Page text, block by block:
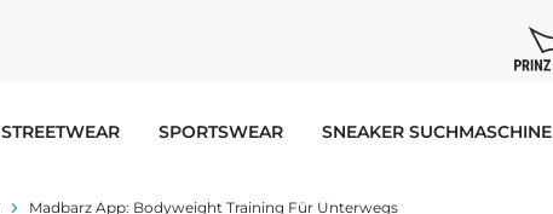
STREETWEAR SPORTSWEAR SNEAKER SUCHMASCHINE
Madbarz App: Bodyweight Training Für Unterwegs